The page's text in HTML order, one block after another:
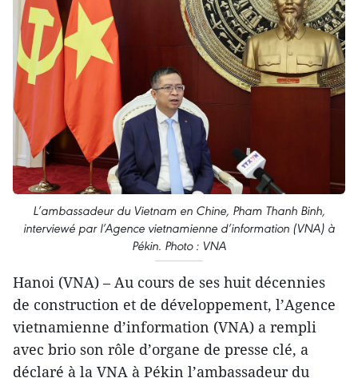
L’ambassadeur du Vietnam en Chine, Pham Thanh Binh,
interviewé par l’Agence vietnamienne d’information (VNA) à
Pékin. Photo : VNA
Hanoi (VNA) – Au cours de ses huit décennies
de construction et de développement, l’Agence
vietnamienne d’information (VNA) a rempli
avec brio son rôle d’organe de presse clé, a
déclaré à la VNA à Pékin l’ambassadeur du